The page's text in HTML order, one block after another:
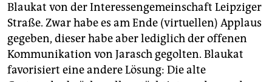
Blaukat von der Interessengemeinschaft Leipziger
Straße. Zwar habe es am Ende (virtuellen) Applaus
gegeben, dieser habe aber lediglich der offenen
Kommunikation von Jarasch gegolten. Blaukat
favorisiert eine andere Lösung: Die alte